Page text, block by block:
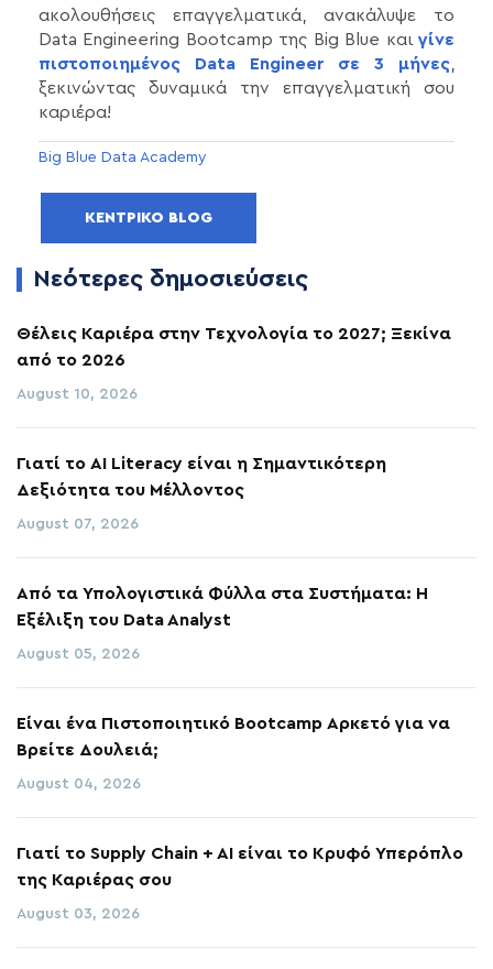
ακολουθήσεις επαγγελματικά, ανακάλυψε το
Data Engineering Bootcamp της Big Blue και γίνε
πιστοποιημένος Data Engineer σε 3 μήνες
ξεκινώντας δυναμικά την επαγγελματική σου
καριέρα!
Big Blue Data Academy
ΚΕΝΤΡΙΚΌ BLOG
Νεότερες δημοσιεύσεις
Θέλεις Καριέρα στην Τεχνολογία το 2027; Ξεκίνα
από το 2026
August 10, 2026
Γιατί το AI Literacy είναι η Σημαντικότερη
Δεξιότητα του Μέλλοντος
August 07, 2026
Από τα Υπολογιστικά Φύλλα στα Συστήματα: Η
Εξέλιξη του Data Analyst
August 05, 2026
Είναι ένα Πιστοποιητικό Bootcamp Αρκετό για να
Βρείτε Δουλειά;
August 04, 2026
Γιατί το Supply Chain + AI είναι το Κρυφό Υπερόπλο
της Καριέρας σου
August 03, 2026